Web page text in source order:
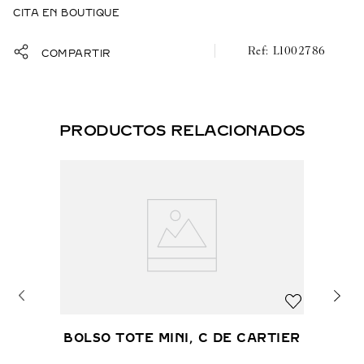
Piel de becerro granulada color citrus, acabado paladio
CITA EN BOUTIQUE
COMPARTIR L1002786
PRODUCTOS RELACIONADOS
BOLSO TOTE MINI, C DE CARTIER